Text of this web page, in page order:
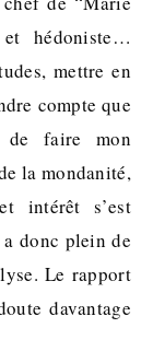
hédoniste…
mettre en
compte que
de faire mon
la mondanité,
intérêt s’est
donc plein de
Le rapport
davantage